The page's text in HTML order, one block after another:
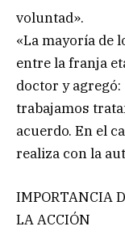
voluntad».
«La mayoría de
entre la franja
doctor y
trabajamos
acuerdo. En el
realiza con la
IMPORTANCIA
LA ACCIÓN